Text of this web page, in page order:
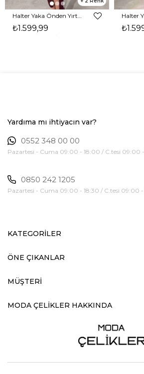
₺1.599,99
Yardıma mı ihtiyacın var?
0552 348 00 00
Pazartesi - Cuma 09:00 - 18:00 / C.tesi 09:00 -
0850 242 1205
Pazartesi - Cuma 09:00 - 18:30 / C.tesi 09:00 -
KATEGORİLER
ÖNE ÇIKANLAR
MÜŞTERİ
MODA ÇELİKLER HAKKINDA